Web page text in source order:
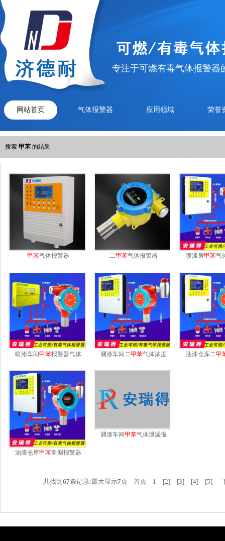
专注于可燃有毒气体报警器
网站首页 气体报警器 应用领域 荣誉
搜索 甲苯 的结果
甲苯气体报警器 二甲苯气体报警器 喷漆房甲苯气
喷漆车间甲苯报警器气体 调漆车间二甲苯气体浓度 油漆仓库二甲
油漆仓库甲苯泄漏报警器
调漆车间甲苯气体泄漏报
共找到 67条记录/最大显示7页 首页 1 [2] [3] [4] [5]